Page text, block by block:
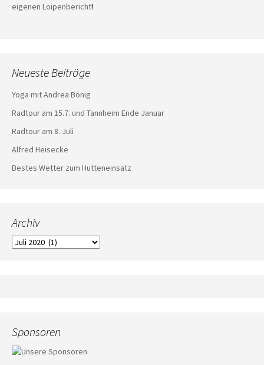
eigenen Loipenbericht!
Neueste Beiträge
Yoga mit Andrea Bönig
Radtour am 15.7. und Tannheim Ende Januar
Radtour am 8. Juli
Alfred Heisecke
Bestes Wetter zum Hütteneinsatz
Archiv
Archiv
Sponsoren